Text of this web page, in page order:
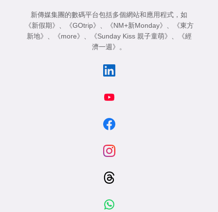
新傳媒集團的數碼平台包括多個網站和應用程式，如
《新假期》 、 《GOtrip》 、 《NM+新Monday》 、
《東方
新地》 、 《more》 、 《Sunday Kiss 親子童萌》 、
《經
濟一週》 。